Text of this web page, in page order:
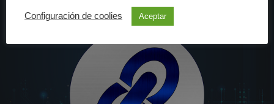
Configuración de coolies Aceptar